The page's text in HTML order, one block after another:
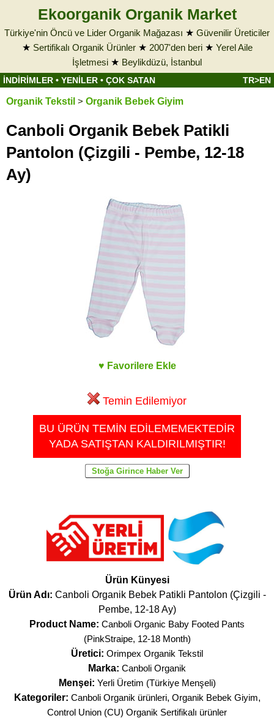
Ekoorganik Organik Market
Türkiye'nin Öncü ve Lider Organik Mağazası ★ Güvenilir Üreticiler
★ Sertifikalı Organik Ürünler★ 2007'den beri★ Yerel Aile
İşletmesi ★ Beylikdüzü, İstanbul
İNDİRİMLER • YENİLER • ÇOK SATAN TR>EN
Organik Tekstil > Organik Bebek Giyim
Canboli Organik Bebek Patikli
Pantolon (Çizgili - Pembe, 12-18
Ay)
♥ Favorilere Ekle
Temin Edilemiyor
BU ÜRÜN TEMİN EDİLEMEMEKTEDİR
YADA SATIŞTAN KALDIRILMIŞTIR!
Ürün Künyesi
Ürün Adı: Canboli Organik Bebek Patikli Pantolon (Çizgili -
Pembe, 12-18 Ay)
Product Name: Canboli Organic Baby Footed Pants
(PinkStraipe, 12-18 Month)
Üretici: Orimpex Organik Tekstil
Marka: Canboli Organik
Menşei: Yerli Üretim (Türkiye Menşeli)
Kategoriler: Canboli Organik ürünleri, Organik Bebek Giyim,
Control Union (CU) Organik Sertifikalı ürünler